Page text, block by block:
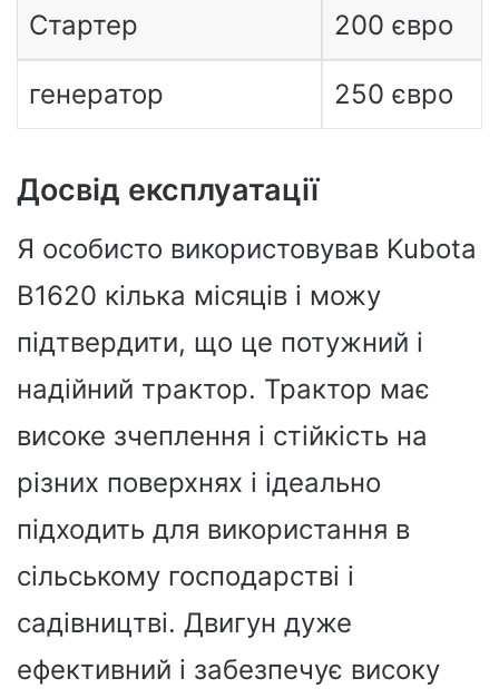
Стартер 200 євро
генератор 250 євро
Досвід експлуатації
Я особисто використовував Kubota
B1620 кілька місяців і можу
підтвердити, що це потужний і
надійний трактор. Трактор має
високе зчеплення і стійкість на
різних поверхнях і ідеально
підходить для використання в
сільському господарстві і
садівництві. Двигун дуже
ефективний і забезпечує високу